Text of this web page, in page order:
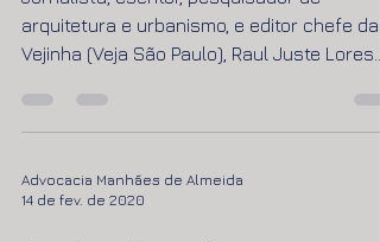
Jornalista, escritor, pesquisador de
Vejinha (Veja São Paulo), Raul Juste Lores
nos concedeu...